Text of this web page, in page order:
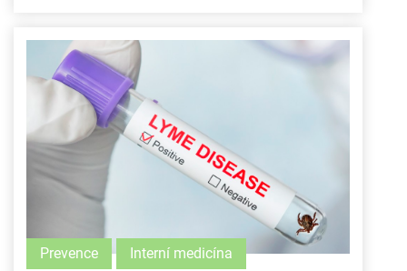
Prevence Interní medicína